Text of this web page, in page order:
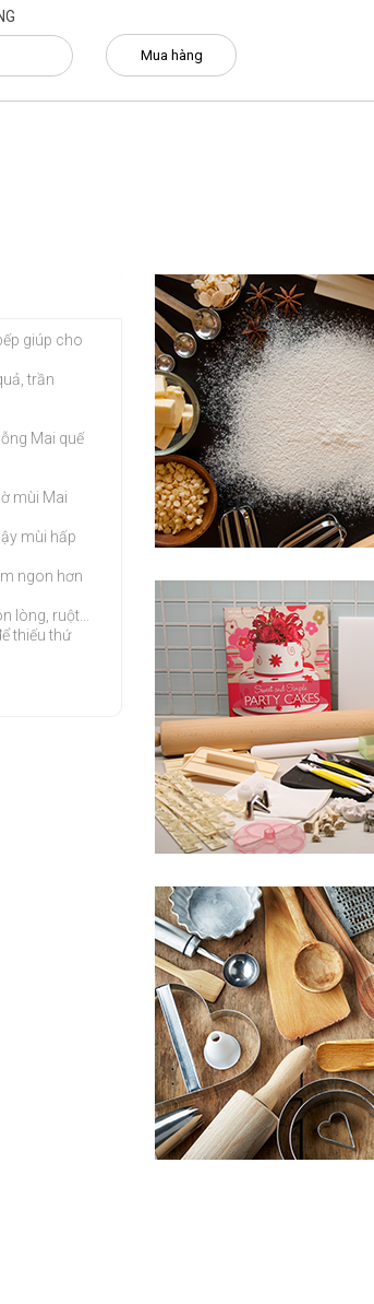
Mua hàng
giúp cho
trần
Mai quế
mùi Mai
mùi hấp
ngon hơn
lòng, ruột...
thiếu thứ